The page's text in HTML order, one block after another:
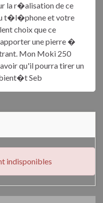
la r�alisation de ce
t�l�phone et votre
choix que ce
une pierre �
Mon Moki 250
qu'il pourra tirer un
Seb
indisponibles